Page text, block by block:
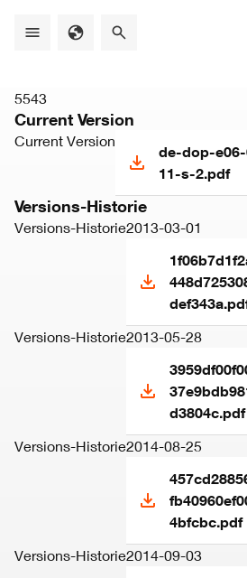
5543
Current Version
Current Version
de-dop-
11-s-2.pdf
Versions-Historie
Versions-Historie2013-03-01
Versions-Historie2013-05-28
d3804c.pdf
Versions-Historie2014-08-25
4bfcbc.pdf
Versions-Historie2014-09-03